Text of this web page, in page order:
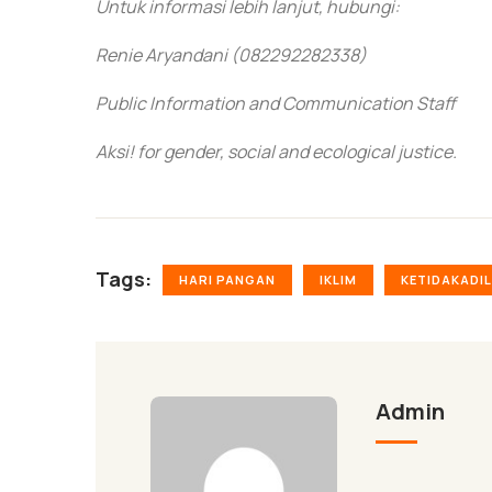
Untuk informasi lebih lanjut, hubungi:
Renie Aryandani (082292282338)
Public Information and Communication Staff
Aksi! for gender, social and ecological justice.
Tags: HARI PANGAN IKLIM
Admin